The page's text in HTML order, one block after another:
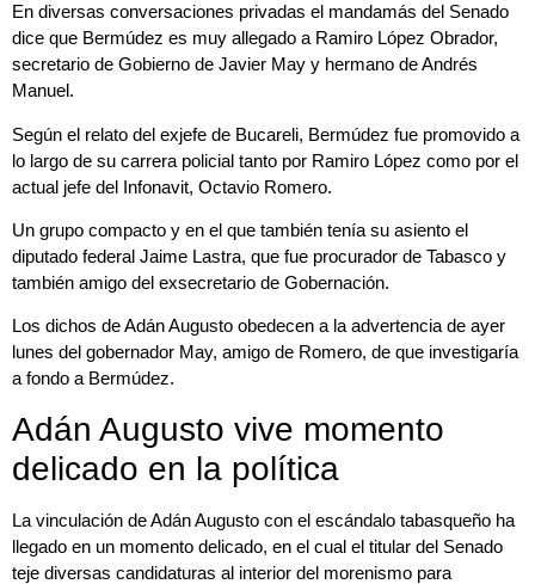
En diversas conversaciones privadas el mandamás del Senado
dice que Bermúdez es muy allegado a Ramiro López Obrador,
secretario de Gobierno de Javier May y hermano de Andrés
Manuel.
Según el relato del exjefe de Bucareli, Bermúdez fue promovido a
lo largo de su carrera policial tanto por Ramiro López como por el
actual jefe del Infonavit, Octavio Romero.
Un grupo compacto y en el que también tenía su asiento el
diputado federal Jaime Lastra, que fue procurador de Tabasco y
también amigo del exsecretario de Gobernación.
Los dichos de Adán Augusto obedecen a la advertencia de ayer
lunes del gobernador May, amigo de Romero, de que investigaría
a fondo a Bermúdez.
Adán Augusto vive momento
delicado en la política
La vinculación de Adán Augusto con el escándalo tabasqueño ha
llegado en un momento delicado, en el cual el titular del Senado
teje diversas candidaturas al interior del morenismo para